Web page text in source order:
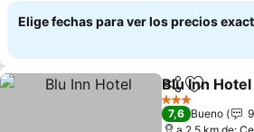
Elige fechas para ver los precios
Compartir
Agregar
Blu Inn Hotel
3 Estrellas
7,6 Bueno